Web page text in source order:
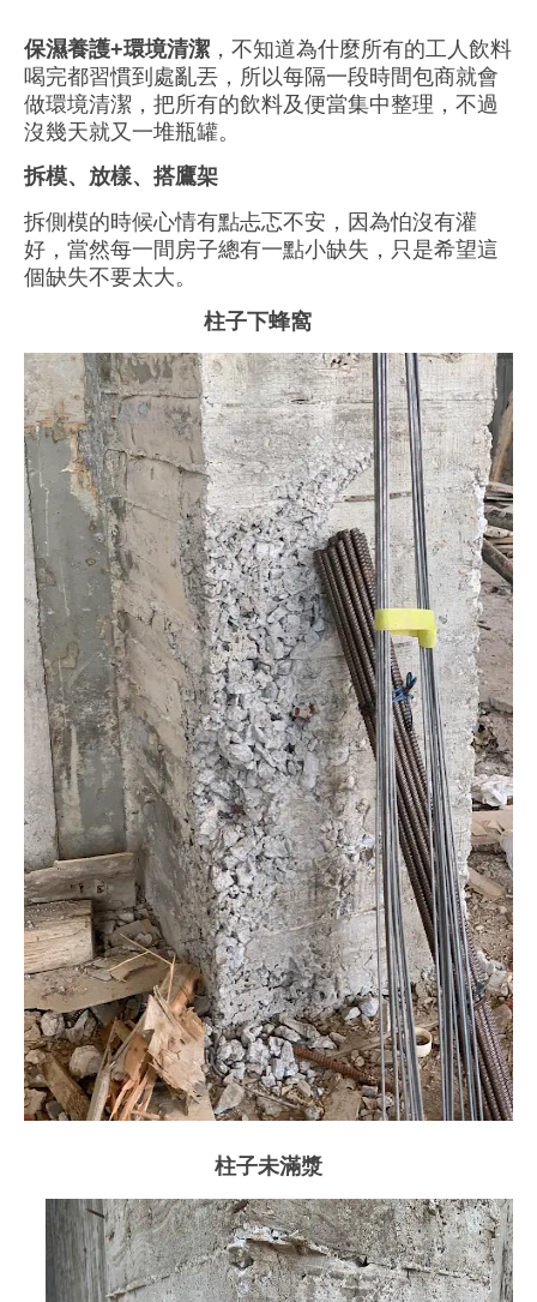
保濕養護+環境清潔 ，不知道為什麼所有的工人飲料
喝完都習慣到處亂丟，所以每隔一段時間包商就會
做環境清潔，把所有的飲料及便當集中整理，不過
沒幾天就又一堆瓶罐。
拆模、放樣、搭鷹架
拆側模的時候心情有點忐忑不安，因為怕沒有灌
好，當然每一間房子總有一點小缺失，只是希望這
個缺失不要太大。
柱子下蜂窩
柱子未滿漿